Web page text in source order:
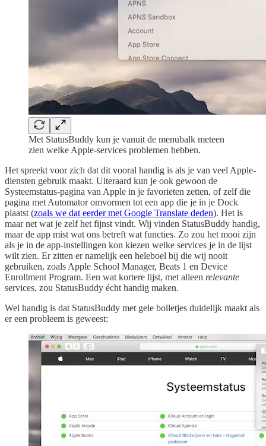
Met StatusBuddy kun je vanuit de menubalk meteen
zien welke Apple-services problemen hebben.
Het spreekt voor zich dat dit vooral handig is als je van veel Apple-
diensten gebruik maakt. Uiteraard kun je ook gewoon de
Systeemstatus-pagina van Apple in je favorieten zetten, of zelf die
pagina met Automator omvormen tot een app die je in je Dock
plaatst (zoals we dat eerder met Google Translate deden). Het is
maar net wat je zelf het fijnst vindt. Wij vinden StatusBuddy handig,
maar de app mist wat ons betreft wat functies. Zo zou het mooi zijn
als je in de app-instellingen kon kiezen welke services je in de lijst
wilt zien. Er zitten er namelijk een heleboel bij die wij nooit
gebruiken, zoals Apple School Manager, Beats 1 en Device
Enrollment Program. Een wat kortere lijst, met alleen relevante
services, zou StatusBuddy écht handig maken.
Wel handig is dat StatusBuddy met gele bolletjes duidelijk maakt als
er een probleem is geweest: